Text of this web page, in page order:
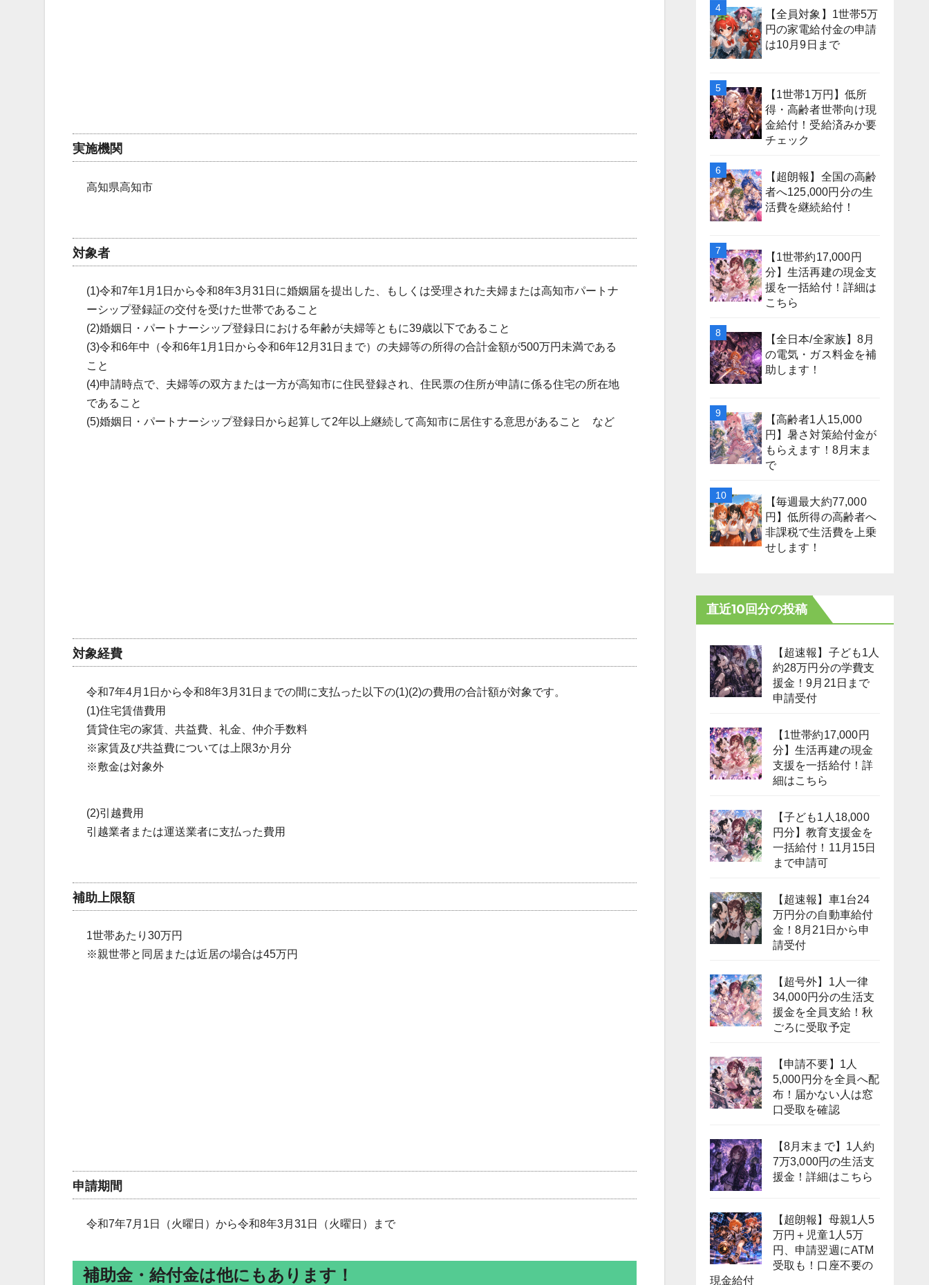
実施機関
高知県高知市
対象者
(1)令和7年1月1日から令和8年3月31日に婚姻届を提出した、もしくは受理された夫婦または高知市パートナ
ーシップ登録証の交付を受けた世帯であること
(2)婚姻日・パートナーシップ登録日における年齢が夫婦等ともに39歳以下であること
(3)令和6年中（令和6年1月1日から令和6年12月31日まで）の夫婦等の所得の合計金額が500万円未満である
こと
(4)申請時点で、夫婦等の双方または一方が高知市に住民登録され、住民票の住所が申請に係る住宅の所在地
であること
(5)婚姻日・パートナーシップ登録日から起算して2年以上継続して高知市に居住する意思があること など
対象経費
令和7年4月1日から令和8年3月31日までの間に支払った以下の(1)(2)の費用の合計額が対象です。
(1)住宅賃借費用
賃貸住宅の家賃、共益費、礼金、仲介手数料
※家賃及び共益費については上限3か月分
※敷金は対象外
(2)引越費用
引越業者または運送業者に支払った費用
補助上限額
1世帯あたり30万円
※親世帯と同居または近居の場合は45万円
申請期間
令和7年7月1日（火曜日）から令和8年3月31日（火曜日）まで
補助金・給付金は他にもあります！
【全員対象】1世帯5万
円の家電給付金の申請
は10月9日まで
【1世帯1万円】低所
得・高齢者世帯向け現
金給付！受給済みか要
チェック
【超朗報】全国の高齢
者へ125,000円分の生
活費を継続給付！
【1世帯約17,000円
分】生活再建の現金支
援を一括給付！詳細は
こちら
【全日本/全家族】8月
の電気・ガス料金を補
助します！
【高齢者1人15,000
円】暑さ対策給付金が
もらえます！8月末ま
で
【毎週最大約77,000
円】低所得の高齢者へ
非課税で生活費を上乗
せします！
直近10回分の投稿
【超速報】子ども1人
約28万円分の学費支
援金！9月21日まで
申請受付
【1世帯約17,000円
分】生活再建の現金
支援を一括給付！詳
細はこちら
【子ども1人18,000
円分】教育支援金を
一括給付！11月15日
まで申請可
【超速報】車1台24
万円分の自動車給付
金！8月21日から申
請受付
【超号外】1人一律
34,000円分の生活支
援金を全員支給！秋
ごろに受取予定
【申請不要】1人
5,000円分を全員へ配
布！届かない人は窓
口受取を確認
【8月末まで】1人約
7万3,000円の生活支
援金！詳細はこちら
【超朗報】母親1人5
万円＋児童1人5万
円、申請翌週にATM
受取も！口座不要の
現金給付